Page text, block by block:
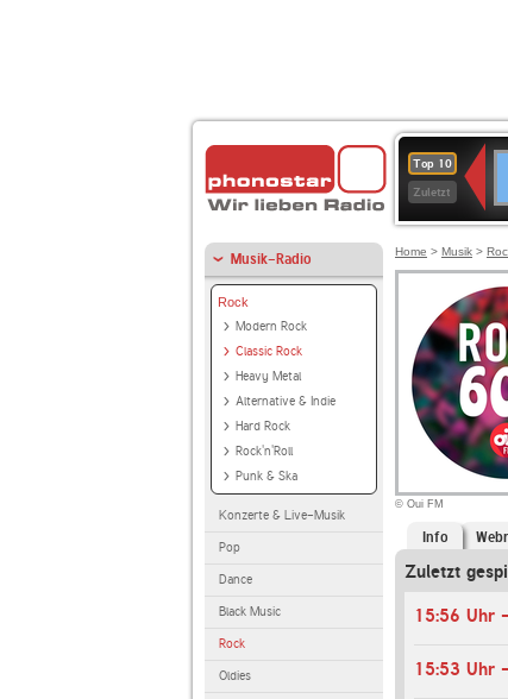
Top 10
Zuletzt
Musik-Radio
Rock
Modern Rock
Classic Rock
Heavy Metal
Alternative & Indie
Hard Rock
Rock'n'Roll
Punk & Ska
Konzerte & Live-Musik
Pop
Dance
Black Music
Rock
Oldies
Home > Musik >
© Oui FM
Info
Zuletzt
15:56 Uhr
15:53 Uhr